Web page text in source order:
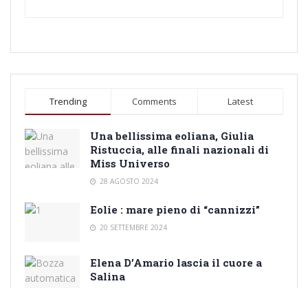
Trending Comments Latest
Una bellissima eoliana, Giulia
Ristuccia, alle finali nazionali di
Miss Universo
28 AGOSTO 2024
Eolie : mare pieno di “cannizzi”
20 SETTEMBRE 2024
Elena D’Amario lascia il cuore a
Salina